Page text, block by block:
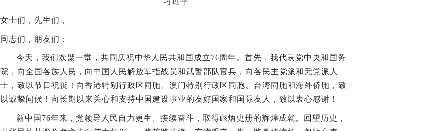
女士们，先生们，
同志们，朋友们：
今天，我们欢聚一堂，共同庆祝中华人民共和国成立76周年。首先，我代表党中央和国务
院，向全国各族人民，向中国人民解放军指战员和武警部队官兵，向各民主党派和无党派人
士，致以节日祝贺！向香港特别行政区同胞、澳门特别行政区同胞、台湾同胞和海外侨胞，致
以诚挚问候！向长期以来关心和支持中国建设事业的友好国家和国际友人，致以衷心感谢！
新中国76年来，党领导人民自力更生、接续奋斗，取得彪炳史册的辉煌成就。回望历史，